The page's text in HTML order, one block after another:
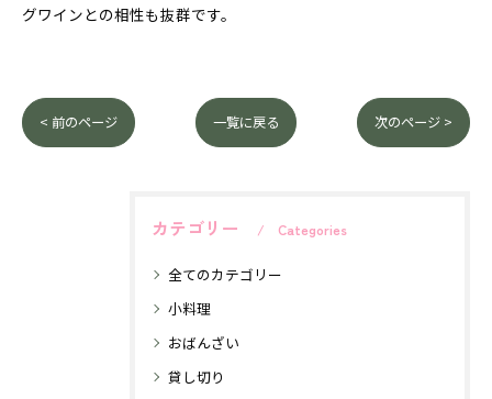
グワインとの相性も抜群です。
< 前のページ 一覧に戻る 次のページ >
カテゴリー Categories
全てのカテゴリー
小料理
おばんざい
貸し切り